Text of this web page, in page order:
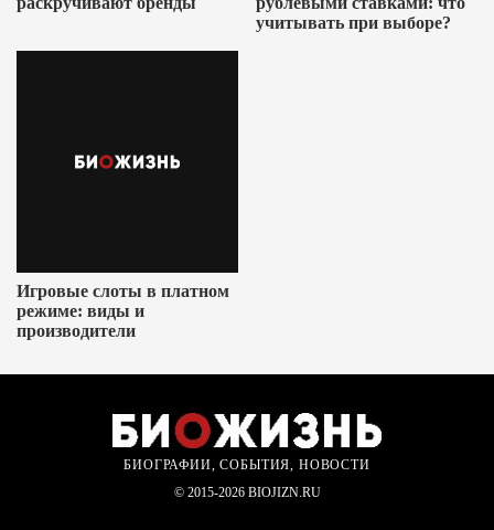
учитывать при выборе?
Игровые слоты в платном
режиме: виды и
производители
БИОГРАФИИ, СОБЫТИЯ, НОВОСТИ
© 2015-2026 BIOJIZN.RU